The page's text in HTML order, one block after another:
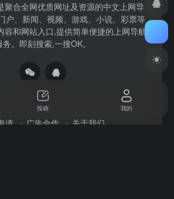
聚合全网优质网址及资源的中文上网导
户、新闻、视频、游戏、小说、彩票等
容和网站入口,提供简单便捷的上网导航
务。即刻搜索,一搜OK。
请 广告合作 关于我们
投稿 我的